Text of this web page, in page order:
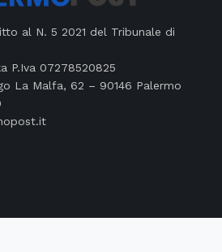
al N. 5 2021 del Tribunale di
P.Iva 07278520825
La Malfa, 62 – 90146 Palermo